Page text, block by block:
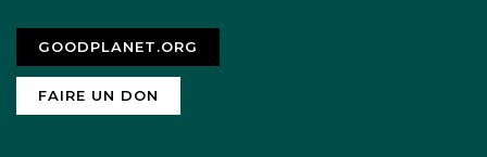
GOODPLANET.ORG
FAIRE UN DON